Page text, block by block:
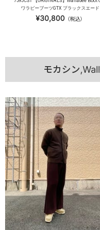
ワラビーブーツGTX ブラックスエード
¥30,800（税込）
モカシン